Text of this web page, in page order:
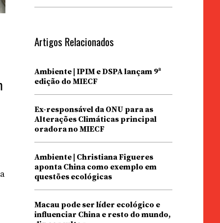
Artigos Relacionados
Ambiente | IPIM e DSPA lançam 9ª
edição do MIECF
Ex-responsável da ONU para as
Alterações Climáticas principal
oradora no MIECF
Ambiente | Christiana Figueres
aponta China como exemplo em
questões ecológicas
Macau pode ser líder ecológico e
influenciar China e resto do mundo,